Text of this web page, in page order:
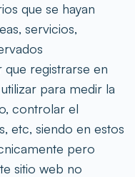
que se hayan
servicios,
que registrarse en
para medir la
controlar el
etc, siendo en estos
pero
sitio web no